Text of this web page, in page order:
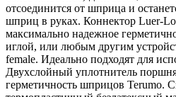
отсоединится от шприца и
шприц в руках. Коннектор Luer-
максимально надежное
иглой, или любым другим
female. Идеально подходят для
Двухслойный уплотнитель
герметичность шприцов Terumo.